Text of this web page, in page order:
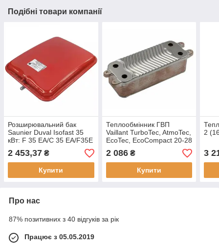
Подібні товари компанії
Розширювальний бак
Saunier Duval Isofast 35
кВт: F 35 EA/С 35 EA/F35E
H-MOD
2 453,37 ₴
Купити
Теплообмінник ГВП
Vaillant TurboTec, AtmoTec,
EcoTec, EcoCompact 20-28
кВт, Protherm 19 пластин
(0020038572)
2 086₴
Купити
2
3
Про нас
87% позитивних з 40 відгуків за рік
Працює з 05.05.2019